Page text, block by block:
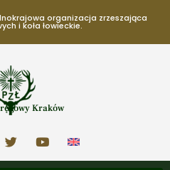
organizacja zrzeszająca
i koła łowieckie.
Kraków